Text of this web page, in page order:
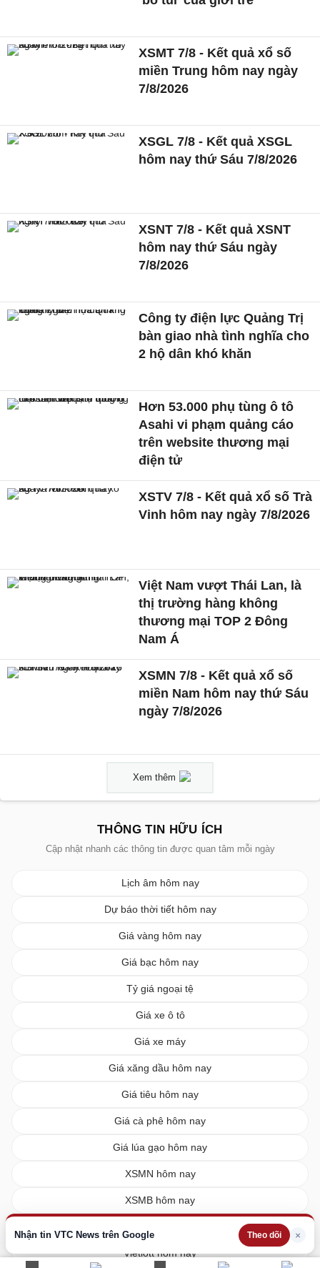
Nhận tin VTC News trên Google Theo dõi ×
XSMT 7/8 - Kết quả xổ số
miền Trung hôm nay ngày
7/8/2026
XSGL 7/8 - Kết quả XSGL
hôm nay thứ Sáu 7/8/2026
XSNT 7/8 - Kết quả XSNT
hôm nay thứ Sáu ngày
7/8/2026
Công ty điện lực Quảng Trị
bàn giao nhà tình nghĩa cho
2 hộ dân khó khăn
Hơn 53.000 phụ tùng ô tô
Asahi vi phạm quảng cáo
trên website thương mại
điện tử
XSTV 7/8 - Kết quả xổ số Trà
Vinh hôm nay ngày 7/8/2026
Việt Nam vượt Thái Lan, là
thị trường hàng không
thương mại TOP 2 Đông
Nam Á
XSMN 7/8 - Kết quả xổ số
miền Nam hôm nay thứ Sáu
ngày 7/8/2026
Xem thêm
THÔNG TIN HỮU ÍCH
Cập nhật nhanh các thông tin được quan tâm mỗi ngày
Lịch âm hôm nay
Dự báo thời tiết hôm nay
Giá vàng hôm nay
Giá bạc hôm nay
Tỷ giá ngoại tệ
Giá xe ô tô
Giá xe máy
Giá xăng dầu hôm nay
Giá tiêu hôm nay
Giá cà phê hôm nay
Giá lúa gạo hôm nay
XSMN hôm nay
XSMB hôm nay
Vietlott hôm nay